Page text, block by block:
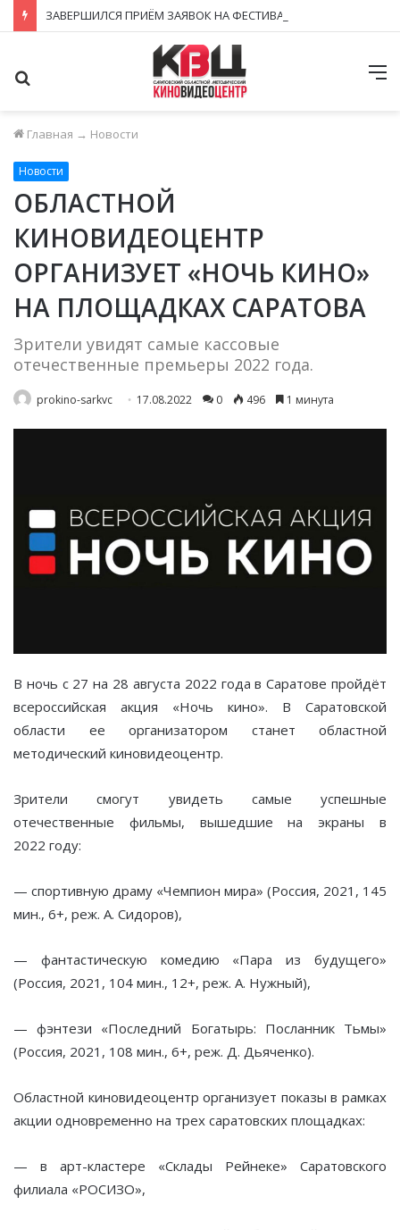
Главная → Новости
Новости
ОБЛАСТНОЙ
КИНОВИДЕОЦЕНТР
ОРГАНИЗУЕТ «НОЧЬ КИНО»
НА ПЛОЩАДКАХ САРАТОВА
Зрители увидят самые кассовые
отечественные премьеры 2022 года.
prokino-sarkvc 17.08.2022 0 496 1 минута
В ночь с 27 на 28 августа 2022 года в Саратове пройдёт
всероссийская акция «Ночь кино». В Саратовской
области ее организатором станет областной
методический киновидеоцентр.
Зрители смогут увидеть самые успешные
отечественные фильмы, вышедшие на экраны в
2022 году:
— спортивную драму «Чемпион мира» (Россия, 2021, 145
мин., 6+, реж. А. Сидоров),
— фантастическую комедию «Пара из будущего»
(Россия, 2021, 104 мин., 12+, реж. А. Нужный),
— фэнтези «Последний Богатырь: Посланник Тьмы»
(Россия, 2021, 108 мин., 6+, реж. Д. Дьяченко).
Областной киновидеоцентр организует показы в рамках
акции одновременно на трех саратовских площадках:
— в арт-кластере «Склады Рейнеке» Саратовского
филиала «РОСИЗО»,